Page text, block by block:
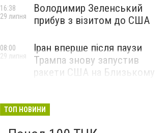
Володимир Зеленський
прибув з візитом до США
16:38
29 липня
Іран вперше після паузи
Трампа знову запустив
ракети США на Близькому
08:00
29 липня
ТОП НОВИНИ